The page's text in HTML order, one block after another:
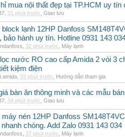
mua nội thất đẹp tại TP.HCM uy tín
31 phút trước Giao lưu
block lạnh 12HP Danfoss
bảo hành uy tín. Hotline 0931 143
32 phút trước Máy lạnh
nước RO cao cấp Amida 2 vòi 3
kiệm điện
33 phút trước Hướng dẫn tham gia
bàn ăn thông minh và các mẫu
34 phút trước Giao lưu
máy nén 12HP Danfoss
nhanh chóng. Add Zalo 0931 143 034
37 phút trước Máy lạnh